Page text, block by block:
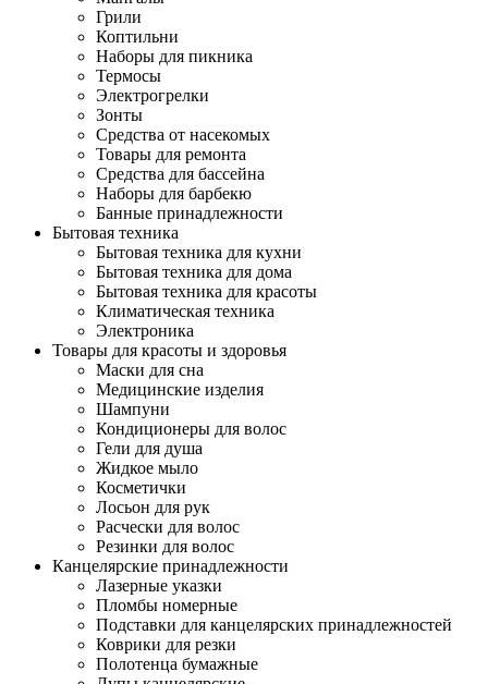
Грили
Коптильни
Наборы для пикника
Термосы
Электрогрелки
Зонты
Средства от насекомых
Товары для ремонта
Средства для бассейна
Наборы для барбекю
Банные принадлежности
Бытовая техника
Бытовая техника для кухни
Бытовая техника для дома
Бытовая техника для красоты
Климатическая техника
Электроника
Товары для красоты и здоровья
Маски для сна
Медицинские изделия
Шампуни
Кондиционеры для волос
Гели для душа
Жидкое мыло
Косметички
Лосьон для рук
Расчески для волос
Резинки для волос
Канцелярские принадлежности
Лазерные указки
Пломбы номерные
Подставки для канцелярских принадлежностей
Коврики для резки
Полотенца бумажные